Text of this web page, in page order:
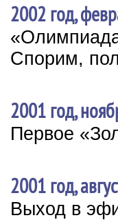
2002 год,
Спорим,
2001 год,
Первое
2001 год,
Выход в